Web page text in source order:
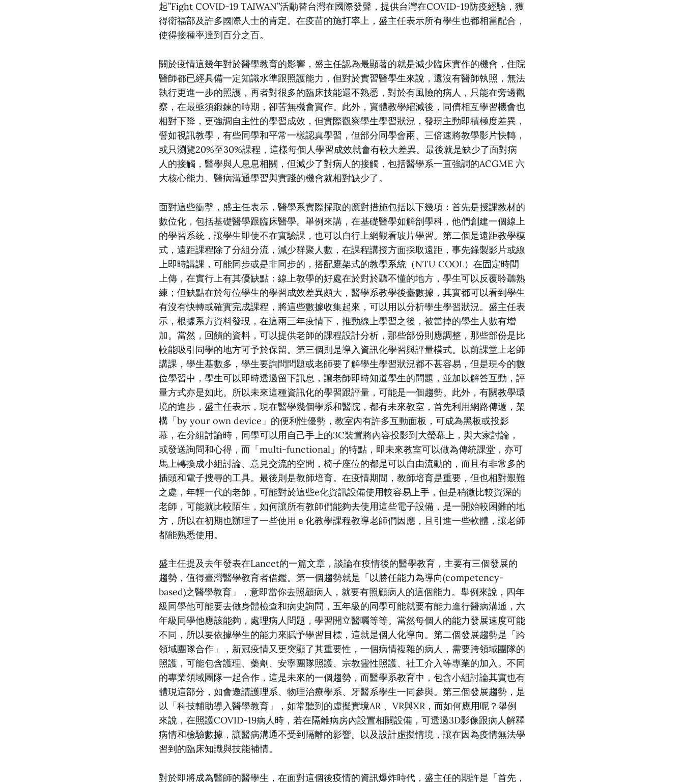
起”Fight COVID-19 TAIWAN”活動替台灣在國際發聲，提供台灣在COVID-19防疫經驗，獲
得衛福部及許多國際人士的肯定。在疫苗的施打率上，盛主任表示所有學生也都相當配合，
使得接種率達到百分之百。
關於疫情這幾年對於醫學教育的影響，盛主任認為最顯著的就是減少臨床實作的機會，住院
醫師都已經具備一定知識水準跟照護能力，但對於實習醫學生來說，還沒有醫師執照，無法
執行更進一步的照護，再者對很多的臨床技能還不熟悉，對於有風險的病人，只能在旁邊觀
察，在最亟須鍛鍊的時期，卻苦無機會實作。此外，實體教學縮減後，同儕相互學習機會也
相對下降，更強調自主性的學習成效，但實際觀察學生學習狀況，發現主動即積極度差異，
譬如視訊教學，有些同學和平常一樣認真學習，但部分同學會兩、三倍速將教學影片快轉，
或只瀏覽20%至30%課程，這樣每個人學習成效就會有較大差異。最後就是缺少了面對病
人的接觸，醫學與人息息相關，但減少了對病人的接觸，包括醫學系一直強調的ACGME 六
大核心能力、醫病溝通學習與實踐的機會就相對缺少了。
面對這些衝擊，盛主任表示，醫學系實際採取的應對措施包括以下幾項：首先是授課教材的
數位化，包括基礎醫學跟臨床醫學。舉例來講，在基礎醫學如解剖學科，他們創建一個線上
的學習系統，讓學生即使不在實驗課，也可以自行上網觀看玻片學習。第二個是遠距教學模
式，遠距課程除了分組分流，減少群聚人數，在課程講授方面採取遠距，事先錄製影片或線
上即時講課，可能同步或是非同步的，搭配鷹架式的教學系統（NTU COOL）在固定時間
上傳，在實行上有其優缺點：線上教學的好處在於對於聽不懂的地方，學生可以反覆聆聽熟
練；但缺點在於每位學生的學習成效差異頗大，醫學系教學後臺數據，其實都可以看到學生
有沒有快轉或確實完成課程，將這些數據收集起來，可以用以分析學生學習狀況。盛主任表
示，根據系方資料發現，在這兩三年疫情下，推動線上學習之後，被當掉的學生人數有增
加。當然，回饋的資料，可以提供老師的課程設計分析，那些部份則應調整，那些部份是比
較能吸引同學的地方可予於保留。第三個則是導入資訊化學習與評量模式。以前課堂上老師
講課，學生基數多，學生要詢問問題或老師要了解學生學習狀況都不甚容易，但是現今的數
位學習中，學生可以即時透過留下訊息，讓老師即時知道學生的問題，並加以解答互動，評
量方式亦是如此。所以未來這種資訊化的學習跟評量，可能是一個趨勢。此外，有關教學環
境的進步，盛主任表示，現在醫學幾個學系和醫院，都有未來教室，首先利用網路傳遞，架
構「by your own device」的便利性優勢，教室內有許多互動面板，可成為黑板或投影
幕，在分組討論時，同學可以用自己手上的3C裝置將內容投影到大螢幕上，與大家討論，
或發送詢問和心得，而「multi-functional」的特點，即未來教室可以做為傳統課堂，亦可
馬上轉換成小組討論、意見交流的空間，椅子座位的都是可以自由流動的，而且有非常多的
插頭和電子搜尋的工具。最後則是教師培育。在疫情期間，教師培育是重要，但也相對艱難
之處，年輕一代的老師，可能對於這些e化資訊設備使用較容易上手，但是稍微比較資深的
老師，可能就比較陌生，如何讓所有教師們能夠去使用這些電子設備，是一開始較困難的地
方，所以在初期也辦理了一些使用ｅ化教學課程教導老師們因應，且引進一些軟體，讓老師
都能熟悉使用。
盛主任提及去年發表在Lancet的一篇文章，談論在疫情後的醫學教育，主要有三個發展的
趨勢，值得臺灣醫學教育者借鑑。第一個趨勢就是「以勝任能力為導向(competency-
based)之醫學教育」，意即當你去照顧病人，就要有照顧病人的這個能力。舉例來說，四年
級同學他可能要去做身體檢查和病史詢問，五年級的同學可能就要有能力進行醫病溝通，六
年級同學他應該能夠，處理病人問題，學習開立醫囑等等。當然每個人的能力發展速度可能
不同，所以要依據學生的能力來賦予學習目標，這就是個人化導向。第二個發展趨勢是「跨
領域團隊合作」，新冠疫情又更突顯了其重要性，一個病情複雜的病人，需要跨領域團隊的
照護，可能包含護理、藥劑、安寧團隊照護、宗教靈性照護、社工介入等專業的加入。不同
的專業領域團隊一起合作，這是未來的一個趨勢，而醫學系教育中，包含小組討論其實也有
體現這部分，如會邀請護理系、物理治療學系、牙醫系學生一同參與。第三個發展趨勢，是
以「科技輔助導入醫學教育」，如常聽到的虛擬實境AR 、VR與XR，而如何應用呢？舉例
來說，在照護COVID-19病人時，若在隔離病房內設置相關設備，可透過3D影像跟病人解釋
病情和檢驗數據，讓醫病溝通不受到隔離的影響。以及設計虛擬情境，讓在因為疫情無法學
習到的臨床知識與技能補情。
對於即將成為醫師的醫學生，在面對這個後疫情的資訊爆炸時代，盛主任的期許是「首先，